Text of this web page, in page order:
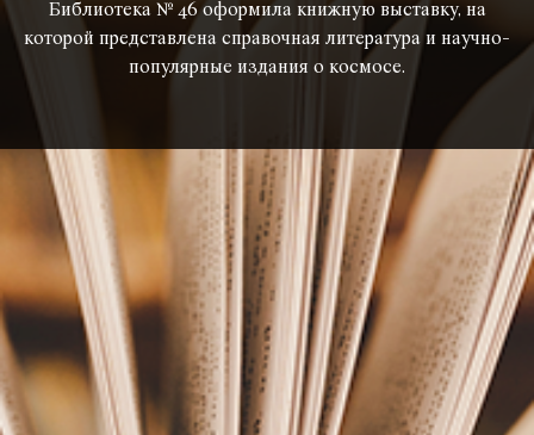
Библиотека № 46 оформила книжную выставку, на
которой представлена справочная литература и научно-
популярные издания о космосе.